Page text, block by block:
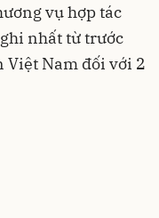
vụ hợp tác
nhất từ trước
Việt Nam đối với 2